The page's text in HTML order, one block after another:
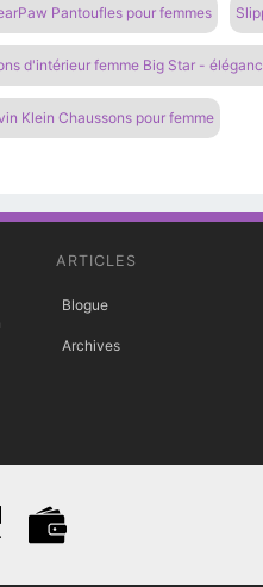
Pantoufles pour femmes
d'intérieur femme Big Star -
Klein Chaussons pour femme
ARTICLES
Blogue
Archives